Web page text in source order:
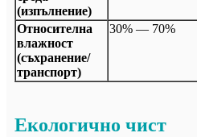
(изпълнение)
Относителна
влажност
(съхранение/
транспорт)
30% — 70%
Екологично чист